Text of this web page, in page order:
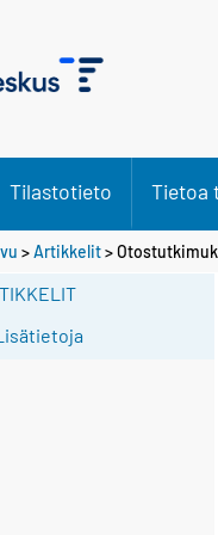
Tilastotieto Tietoa
>Artikkelit>